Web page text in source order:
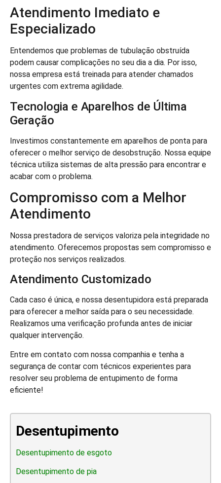
Atendimento Imediato e
Especializado
Entendemos que problemas de tubulação obstruída
podem causar complicações no seu dia a dia. Por isso,
nossa empresa está treinada para atender chamados
urgentes com extrema agilidade.
Tecnologia e Aparelhos de Última
Geração
Investimos constantemente em aparelhos de ponta para
oferecer o melhor serviço de desobstrução. Nossa equipe
técnica utiliza sistemas de alta pressão para encontrar e
acabar com o problema.
Compromisso com a Melhor
Atendimento
Nossa prestadora de serviços valoriza pela integridade no
atendimento. Oferecemos propostas sem compromisso e
proteção nos serviços realizados.
Atendimento Customizado
Cada caso é única, e nossa desentupidora está preparada
para oferecer a melhor saída para o seu necessidade.
Realizamos uma verificação profunda antes de iniciar
qualquer intervenção.
Entre em contato com nossa companhia e tenha a
segurança de contar com técnicos experientes para
resolver seu problema de entupimento de forma
eficiente!
Desentupimento
Desentupimento de esgoto
Desentupimento de pia